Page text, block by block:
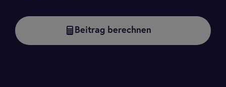
Beitrag berechnen